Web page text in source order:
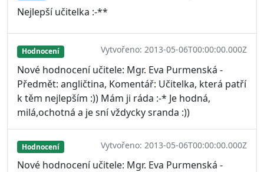
Nejlepší učitelka :-**
Hodnocení Vytvořeno: 2013-05-06T00:00:00.000Z
Nové hodnocení učitele: Mgr. Eva Purmenská -
Předmět: angličtina, Komentář: Učitelka, která patří
k těm nejlepším :)) Mám ji ráda :-* Je hodná,
milá,ochotná a je sní vždycky sranda :))
Hodnocení Vytvořeno: 2013-05-06T00:00:00.000Z
Nové hodnocení učitele: Mgr. Eva Purmenská -